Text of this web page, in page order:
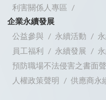
利害關係人專區
企業永續發展
公益參與
永續活動
員工福利
永續發展
預防職場不法侵害之書面
人權政策聲明
供應商永